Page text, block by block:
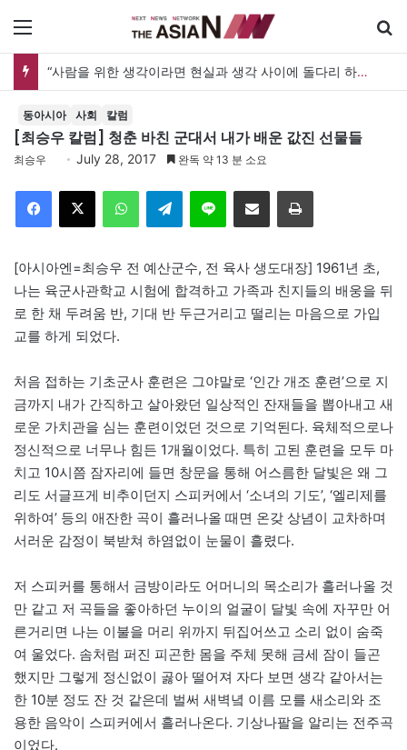
“사람을 위한 생각이라면 현실과 생각 사이에 돌다리 하나는 놓아야 하지 않을까”
동아시아 사회 칼럼
[최승우 칼럼] 청춘 바친 군대서 내가 배운 값진 선물들
최승우 July 28, 2017 완독 약 13 분 소요
Telegram 이메일
[아시아엔=최승우 전 예산군수, 전 육사 생도대장] 1961년 초,
나는 육군사관학교 시험에 합격하고 가족과 친지들의 배웅을 뒤
로 한 채 두려움 반, 기대 반 두근거리고 떨리는 마음으로 가입
교를 하게 되었다.
처음 접하는 기초군사 훈련은 그야말로 ‘인간 개조 훈련’으로 지
금까지 내가 간직하고 살아왔던 일상적인 잔재들을 뽑아내고 새
로운 가치관을 심는 훈련이었던 것으로 기억된다. 육체적으로나
정신적으로 너무나 힘든 1개월이었다. 특히 고된 훈련을 모두 마
치고 10시쯤 잠자리에 들면 창문을 통해 어스름한 달빛은 왜 그
리도 서글프게 비추이던지 스피커에서 ‘소녀의 기도’, ‘엘리제를
위하여’ 등의 애잔한 곡이 흘러나올 때면 온갖 상념이 교차하며
서러운 감정이 북받쳐 하염없이 눈물이 흘렸다.
저 스피커를 통해서 금방이라도 어머니의 목소리가 흘러나올 것
만 같고 저 곡들을 좋아하던 누이의 얼굴이 달빛 속에 자꾸만 어
른거리면 나는 이불을 머리 위까지 뒤집어쓰고 소리 없이 숨죽
여 울었다. 솜처럼 퍼진 피곤한 몸을 주체 못해 금세 잠이 들곤
했지만 그렇게 정신없이 곯아 떨어져 자다 보면 생각 같아서는
한 10분 정도 잔 것 같은데 벌써 새벽녘 이름 모를 새소리와 조
용한 음악이 스피커에서 흘러나온다. 기상나팔을 알리는 전주곡
이었다.